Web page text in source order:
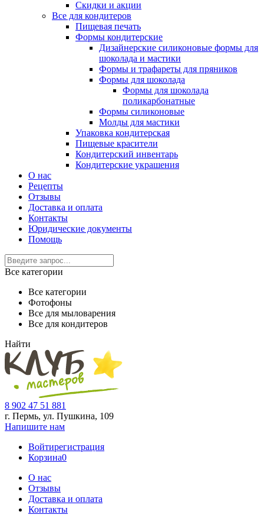
Скидки и акции
Все для кондитеров
Пищевая печать
Формы кондитерские
Дизайнерские силиконовые формы для
шоколада и мастики
Формы и трафареты для пряников
Формы для шоколада
Формы для шоколада
поликарбонатные
Формы силиконовые
Молды для мастики
Упаковка кондитерская
Пищевые красители
Кондитерский инвентарь
Кондитерские украшения
О нас
Рецепты
Отзывы
Доставка и оплата
Контакты
Юридические документы
Помощь
Все категории
Все категории
Фотофоны
Все для мыловарения
Все для кондитеров
Найти
8 902 47 51 881
г. Пермь, ул. Пушкина, 109
Напишите нам
Войтирегистрация
Корзина0
О нас
Отзывы
Доставка и оплата
Контакты